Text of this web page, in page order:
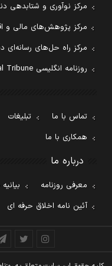
مرکز نوآوری و شتابدهی
مرکز پژوهش‌های مالی و
مرکز راه حل‌های رسانه‌ای
روزنامه انگلیسی Financial Tribune
تماس با ما تبلیغات
همکاری با ما
درباره ما
معرفی روزنامه
آئین نامه اخلاق حرفه ای